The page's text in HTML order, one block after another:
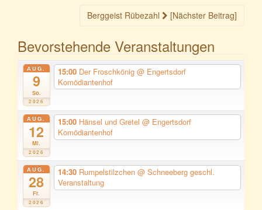
Beitragsnavigation
Berggeist Rübezahl [Nächster Beitrag]
Bevorstehende Veranstaltungen
AUG.
9
So.
2026
15:00 Der Froschkönig @ Engertsdorf
Komödiantenhof
AUG.
12
Mi.
2026
15:00 Hänsel und Gretel @ Engertsdorf
Komödiantenhof
AUG.
28
Fr.
2026
14:30 Rumpelstilzchen @ Schneeberg geschl.
Veranstaltung